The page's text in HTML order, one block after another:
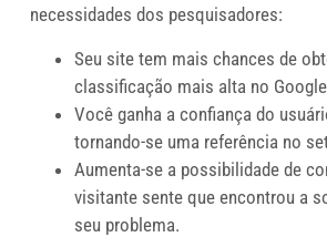
necessidades dos pesquisadores:
Seu site tem mais chances de
classificação mais alta no
Você ganha a confiança do
tornando-se uma referência no
Aumenta-se a possibilidade de
visitante sente que encontrou a
seu problema.